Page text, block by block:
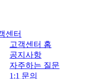
센터
고객센터 홈
공지사항
자주하는 질문
1:1 문의